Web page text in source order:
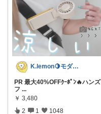
K.lemon🍋モダン+家事楽+🐶
PR 最大40%OFFｸｰﾎﾟﾝ🔥ハンズ
フ ...
￥ 3,480
2 1 1048